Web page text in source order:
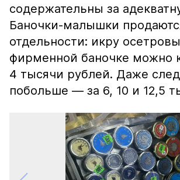
содержательны за
Баночки-малышки
отдельности: икру
фирменной баночке можно
4 тысячи рублей. Даже
побольше — за 6, 10 и 12,5